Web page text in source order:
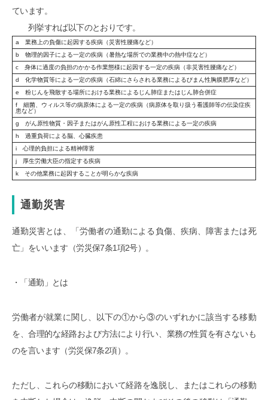
ています。
列挙すれば以下のとおりです。
a 業務上の負傷に起因する疾病（災害性腰痛など）
b 物理的因子による一定の疾病（暑熱な場所での業務中の熱中症など）
c 身体に過度の負担のかかる作業態様に起因する一定の疾病（非災害性腰痛など）
d 化学物質等による一定の疾病（石綿にさらされる業務によるびまん性胸膜肥厚など）
e 粉じんを飛散する場所における業務によるじん肺症またはじん肺合併症
f 細菌、ウィルス等の病原体による一定の疾病（病原体を取り扱う看護師等の伝染症疾
患など）
g がん原性物質・因子またはがん原性工程における業務による一定の疾病
h 過重負荷による脳、心臓疾患
i 心理的負担による精神障害
j 厚生労働大臣の指定する疾病
k その他業務に起因することが明らかな疾病
通勤災害
通勤災害とは、「労働者の通勤による負傷、疾病、障害または死
亡」をいいます（労災保7条1項2号）。
・「通勤」とは
労働者が就業に関し、以下の①から③のいずれかに該当する移動
を、合理的な経路および方法により行い、業務の性質を有さないも
のを言います（労災保7条2項）。
ただし、これらの移動において経路を逸脱し、またはこれらの移動